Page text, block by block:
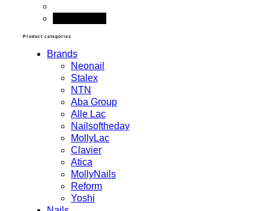
Product categories
Brands
Neonail
Stalex
NTN
Aba Group
Alle Lac
Nailsoftheday
MollyLac
Clavier
Atica
MollyNails
Reform
Yoshi